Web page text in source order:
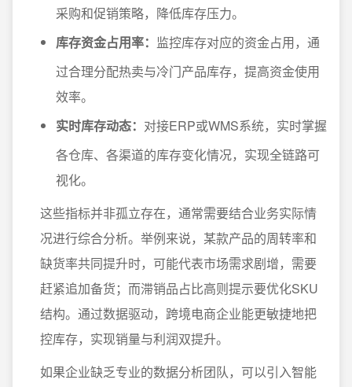
采购和促销策略，降低库存压力。
库存资金占用率： 监控库存对应的资金占用，通
过合理分配热卖与冷门产品库存，提高资金使用
效率。
实时库存动态： 对接ERP或WMS系统，实时掌握
各仓库、各渠道的库存变化情况，实现全链路可
视化。
这些指标并非孤立存在，通常需要结合业务实际情
况进行综合分析。举例来说，某款产品的周转率和
缺货率共同提升时，可能代表市场需求剧增，需要
赶紧追加备货；而滞销品占比高则提示要优化SKU
结构。通过数据驱动，跨境电商企业能更敏捷地把
控库存，实现销量与利润双提升。
如果企业缺乏专业的数据分析团队，可以引入智能